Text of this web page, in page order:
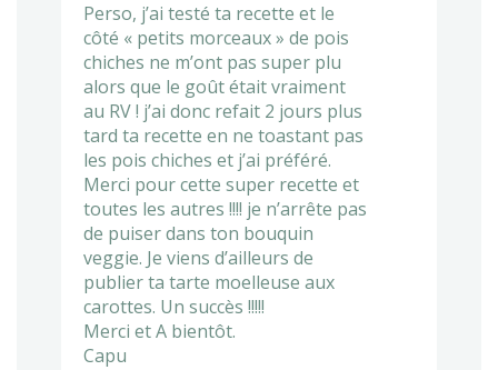
Perso, j’ai testé ta recette et le
côté « petits morceaux » de pois
chiches ne m’ont pas super plu
alors que le goût était vraiment
au RV ! j’ai donc refait 2 jours plus
tard ta recette en ne toastant pas
les pois chiches et j’ai préféré.
Merci pour cette super recette et
toutes les autres !!!! je n’arrête pas
de puiser dans ton bouquin
veggie. Je viens d’ailleurs de
publier ta tarte moelleuse aux
carottes. Un succès !!!!!
Merci et A bientôt.
Capu